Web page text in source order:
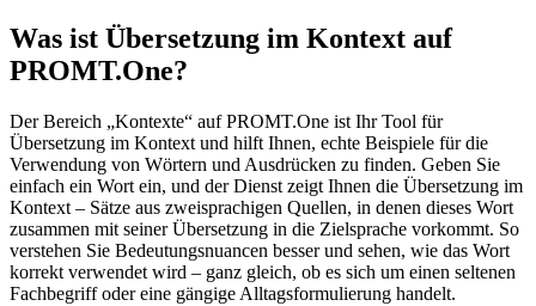
Was ist Übersetzung im Kontext auf
PROMT.One?
Der Bereich „Kontexte“ auf PROMT.One ist Ihr Tool für
Übersetzung im Kontext und hilft Ihnen, echte Beispiele für die
Verwendung von Wörtern und Ausdrücken zu finden. Geben Sie
einfach ein Wort ein, und der Dienst zeigt Ihnen die Übersetzung im
Kontext – Sätze aus zweisprachigen Quellen, in denen dieses Wort
zusammen mit seiner Übersetzung in die Zielsprache vorkommt. So
verstehen Sie Bedeutungsnuancen besser und sehen, wie das Wort
korrekt verwendet wird – ganz gleich, ob es sich um einen seltenen
Fachbegriff oder eine gängige Alltagsformulierung handelt.